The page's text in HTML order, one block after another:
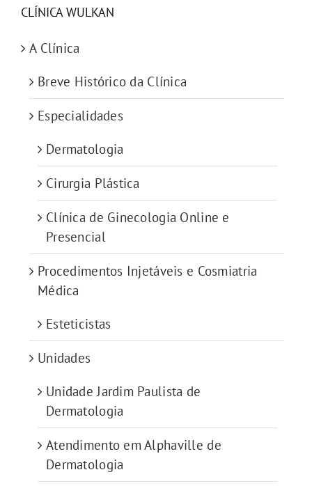
CLÍNICA WULKAN
A Clínica
Breve Histórico da Clínica
Especialidades
Dermatologia
Cirurgia Plástica
Clínica de Ginecologia Online e
Presencial
Procedimentos Injetáveis e Cosmiatria
Médica
Esteticistas
Unidades
Unidade Jardim Paulista de
Dermatologia
Atendimento em Alphaville de
Dermatologia